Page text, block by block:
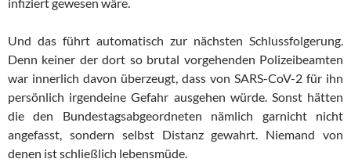
infiziert gewesen wäre.
Und das führt automatisch zur nächsten Schlussfolgerung.
Denn keiner der dort so brutal vorgehenden Polizeibeamten
war innerlich davon überzeugt, dass von SARS-CoV-2 für ihn
persönlich irgendeine Gefahr ausgehen würde. Sonst hätten
die den Bundestagsabgeordneten nämlich garnicht nicht
angefasst, sondern selbst Distanz gewahrt. Niemand von
denen ist schließlich lebensmüde.